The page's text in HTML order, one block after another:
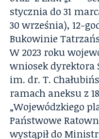
stycznia do 31
30 września), 12-
Bukowinie
W 2023 roku
wniosek dyrektora
im. dr. T.
ramach aneksu z
„Wojewódzkiego
Państwowe
wystąpił do